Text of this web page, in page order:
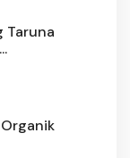
Taruna